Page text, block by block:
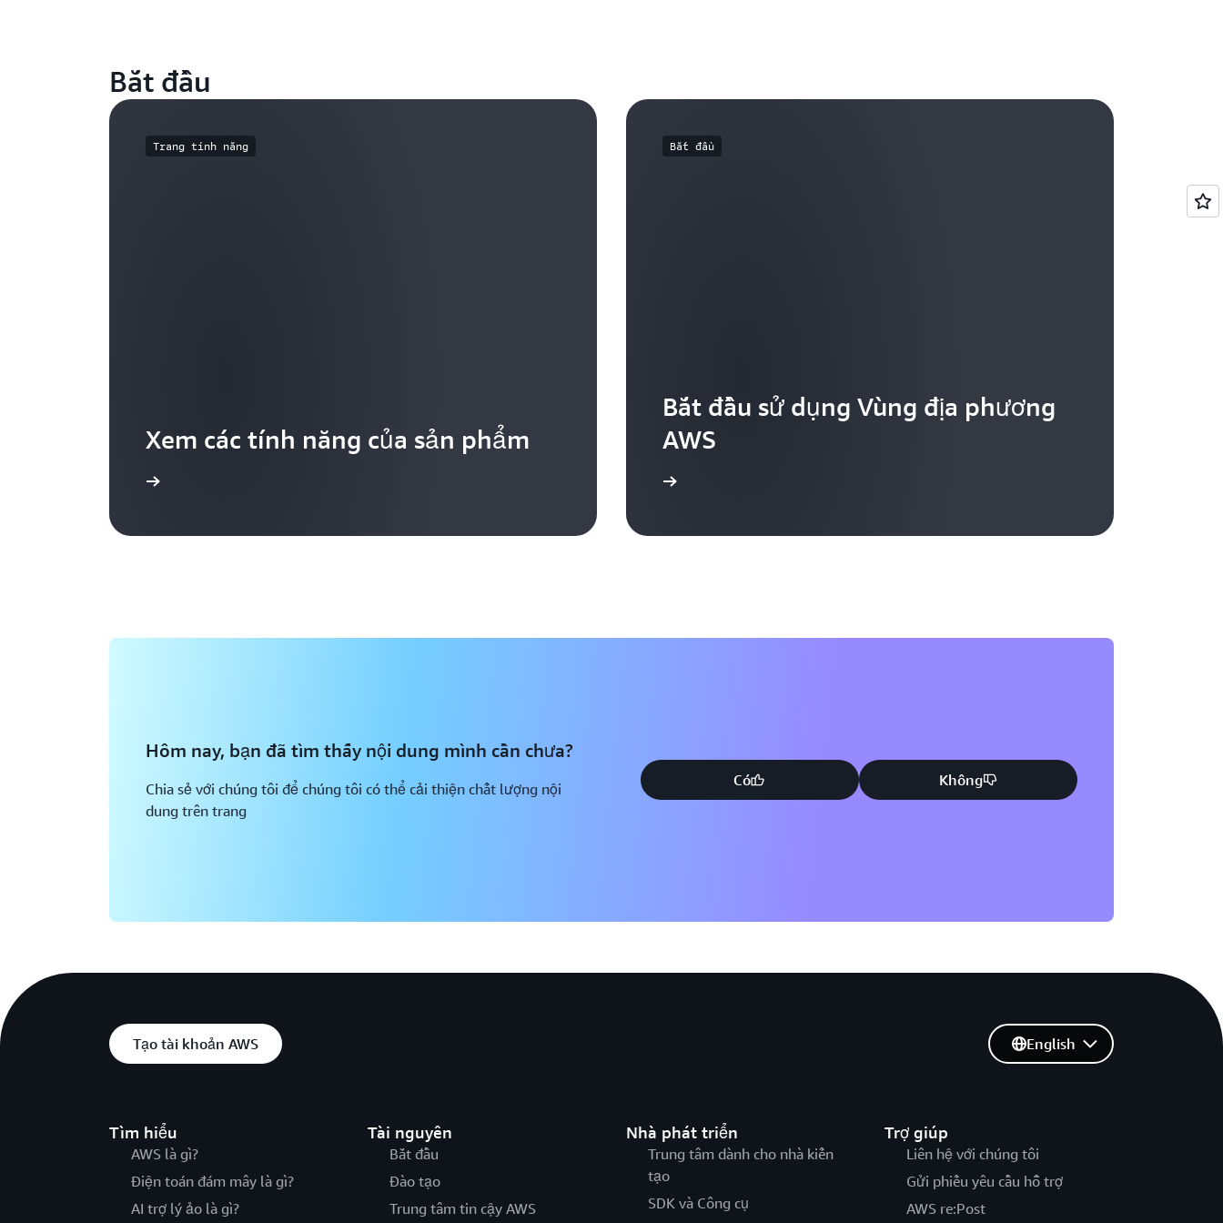
Bắt đầu
Trang tính năng
Xem các tính năng của sản phẩm
Bắt đầu
Bắt đầu sử dụng Vùng địa phương
AWS
Hôm nay, bạn đã tìm thấy nội dung mình cần chưa?
Chia sẻ với chúng tôi để chúng tôi có thể cải thiện chất lượng nội
dung trên trang
Có Không
Tạo tài khoản AWS
Tìm hiểu
AWS là gì?
Điện toán đám mây là gì?
AI trợ lý ảo là gì?
Tài nguyên
Bắt đầu
Đào tạo
Trung tâm tin cậy AWS
Nhà phát triển
Trung tâm dành cho nhà kiến
tạo
SDK và Công cụ
Trợ giúp
Liên hệ với chúng tôi
Gửi phiếu yêu cầu hỗ trợ
AWS re:Post
English